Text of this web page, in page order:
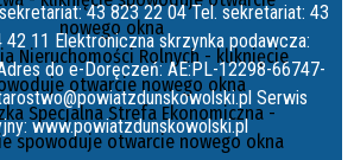
43 823 22 04 Tel. sekretariat: 43
11 Elektroniczna skrzynka podawcza:
do e-Doręczeń: AE:PL-12298-66747-
Serwis
www.powiatzdunskowolski.pl